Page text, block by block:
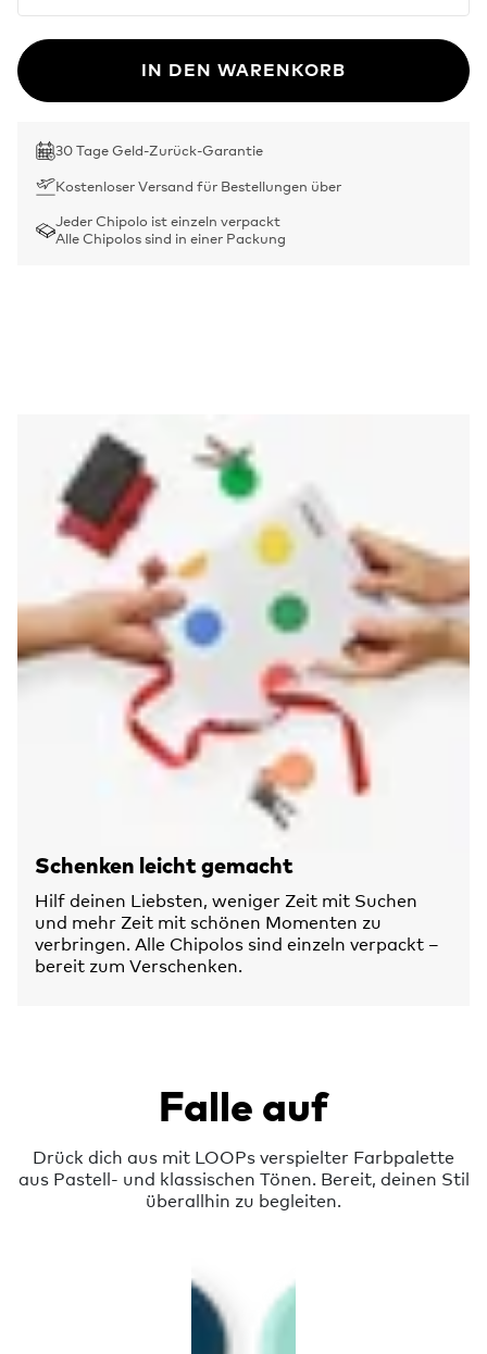
IN DEN WARENKORB
30 Tage Geld-Zurück-Garantie
Kostenloser Versand für Bestellungen über
Jeder Chipolo ist einzeln verpackt
Alle Chipolos sind in einer Packung
Schenken leicht gemacht
Hilf deinen Liebsten, weniger Zeit mit Suchen
und mehr Zeit mit schönen Momenten zu
verbringen. Alle Chipolos sind einzeln verpackt –
bereit zum Verschenken.
Falle auf
Drück dich aus mit LOOPs verspielter Farbpalette
aus Pastell- und klassischen Tönen. Bereit, deinen Stil
überallhin zu begleiten.